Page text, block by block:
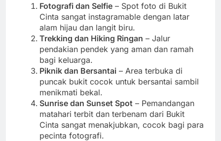
Fotografi dan Selfie – Spot foto di Bukit
Cinta sangat instagramable dengan latar
alam hijau dan langit biru.
Trekking dan Hiking Ringan – Jalur
pendakian pendek yang aman dan ramah
bagi keluarga.
Piknik dan Bersantai – Area terbuka di
puncak bukit cocok untuk bersantai sambil
menikmati bekal.
Sunrise dan Sunset Spot – Pemandangan
matahari terbit dan terbenam dari Bukit
Cinta sangat menakjubkan, cocok bagi para
pecinta fotografi.